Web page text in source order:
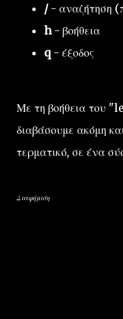
/ - αναζήτηση
h - βοήθεια
q - έξοδος
Με τη βοήθεια του
διαβάσουμε ακόμη
τερματικό, σε ένα
Διαφήμιση